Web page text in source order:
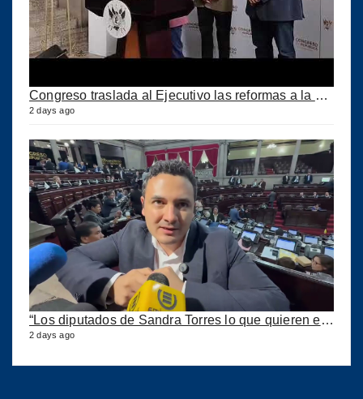
Congreso traslada al Ejecutivo las reformas a la Ley del IUSI tras firma del Decreto 18-2026
2 days ago
2 days ago